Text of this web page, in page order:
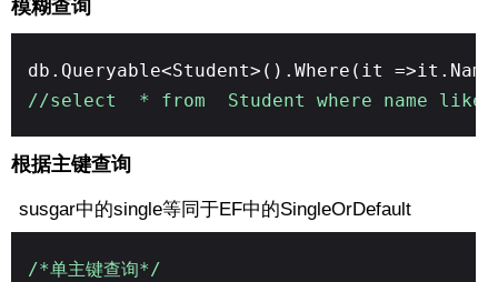
模糊查询
db.Queryable<Student>().Where(it
//select * from Student where name like
根据主键查询
susgar中的single等同于EF中的SingleOrDefault
/*单主键查询*/